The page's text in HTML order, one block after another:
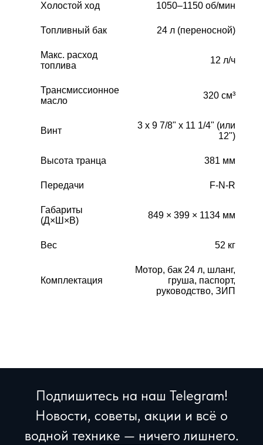
Холостой ход 1050–1150 об/мин
Топливный бак 24 л (переносной)
Макс. расход
топлива
12 л/ч
Трансмиссионное
масло
320 см³
Винт
3 x 9 7/8" x 11 1/4" (или
12")
Высота транца 381 мм
Передачи F-N-R
Габариты
(Д×Ш×В)
849 × 399 × 1134 мм
Вес 52 кг
Комплектация
Мотор, бак 24 л, шланг,
груша, паспорт,
руководство, ЗИП
Подпишитесь на наш Telegram!
Новости, советы, акции и всё о
водной технике — ничего лишнего.